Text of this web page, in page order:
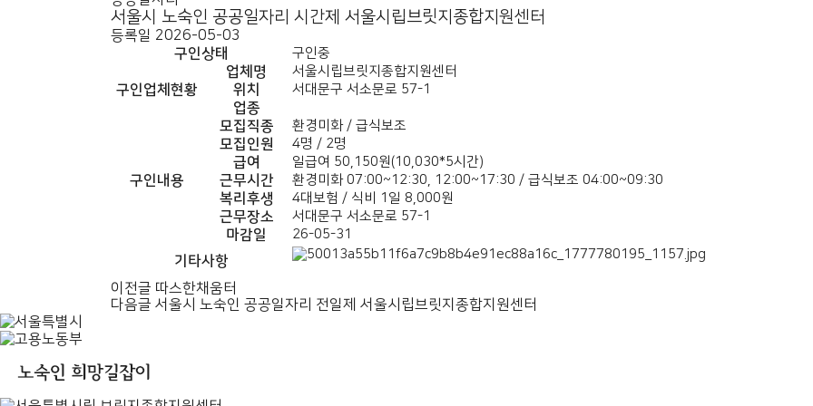
서울시 노숙인 공공일자리 시간제 서울시립브릿지종합지원센터
등록일 2026-05-03
구인상태
구인중
구인업체현황
업체명 서울시립브릿지종합지원센터
위치 서대문구 서소문로 57-1
업종
구인내용
모집직종 환경미화 / 급식보조
모집인원 4명 / 2명
급여 일급여 50,150원(10,030*5시간)
근무시간 환경미화 07:00~12:30, 12:00~17:30 / 급식보조 04:00~09:30
복리후생 4대보험 / 식비 1일 8,000원
근무장소 서대문구 서소문로 57-1
마감일 26-05-31
기타사항
이전글 따스한채움터
다음글 서울시 노숙인 공공일자리 전일제 서울시립브릿지종합지원센터